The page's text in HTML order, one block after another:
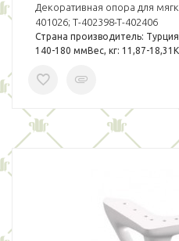
Декоративная опора для
401026; T-402398-T-402406
Страна производитель:
140-180 ммВес, кг: 11,87-